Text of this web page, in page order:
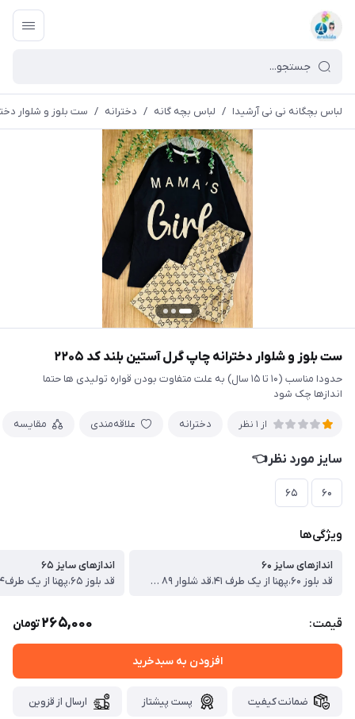
لباس بچگانه نی نی آرشیدا / لباس بچه گانه / دخترانه / ست بلوز و شلوار
ست بلوز و شلوار دخترانه چاپ گرل آستین بلند کد ۲۲۰۵
حدودا مناسب (۱۰ تا ۱۵ سال) به علت متفاوت بودن قواره تولیدی ها حتما
اندازها چک شود
از 1 نظر دخترانه علاقه‌مندی مقایسه
سایز مورد نظر👈
۶۰ ۶۵
ویژگی‌ها
اندازهای سایز ۶۰
قد بلوز ۶۰،پهنا از یک طرف ۴۱،قد شلوار ۸۹ سانت
اندازهای سایز ۶۵
قیمت: 265,000تومان
افزودن به سبدخرید
ضمانت کیفیت پست پیشتاز ارسال از قزوین